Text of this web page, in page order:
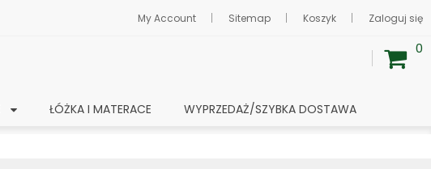
My Account Sitemap Koszyk Zaloguj się
0
ŁÓŻKA I MATERACE WYPRZEDAŻ/SZYBKA DOSTAWA